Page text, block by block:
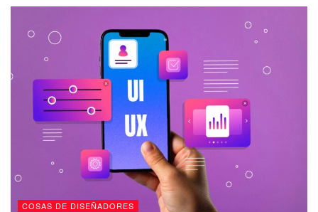
COSAS DE DISEÑADORES